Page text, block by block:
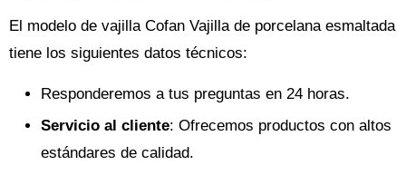
El modelo de vajilla Cofan Vajilla de porcelana esmaltada
tiene los siguientes datos técnicos:
Responderemos a tus preguntas en 24 horas.
Servicio al cliente: Ofrecemos productos con altos
estándares de calidad.